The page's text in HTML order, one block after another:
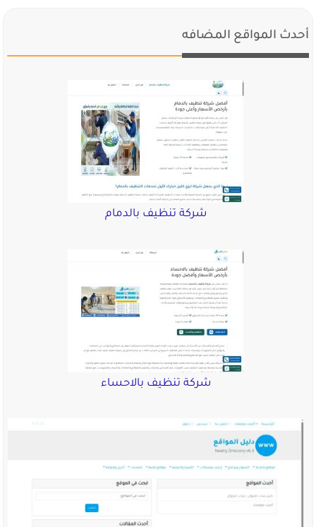
أحدث المواقع المضافه
شركة تنظيف بالدمام
شركة تنظيف بالاحساء